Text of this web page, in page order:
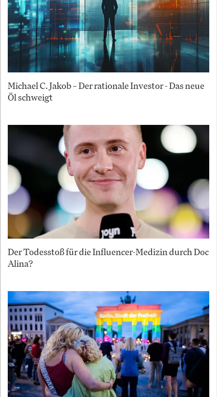
Michael C. Jakob – Der rationale Investor - Das neue
Öl schweigt
Der Todesstoß für die Influencer-Medizin durch Doc
Alina?